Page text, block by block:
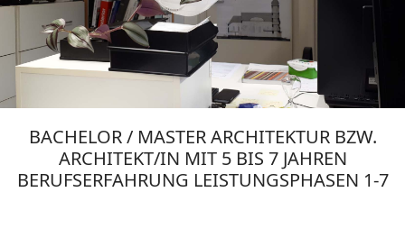
BACHELOR / MASTER ARCHITEKTUR BZW.
ARCHITEKT/IN MIT 5 BIS 7 JAHREN
BERUFSERFAHRUNG LEISTUNGSPHASEN 1-7